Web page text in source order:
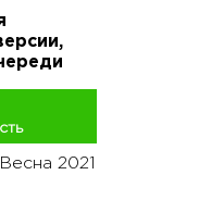
2021